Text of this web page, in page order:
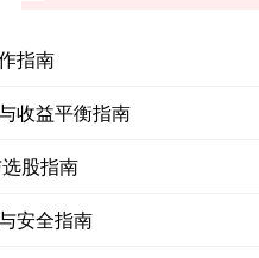
指南
收益平衡指南
股指南
安全指南